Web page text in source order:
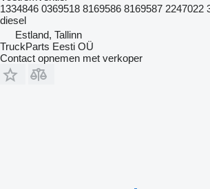
1334846 0369518 8169586 8169587 2247022
diesel
Estland, Tallinn
TruckParts Eesti OÜ
Contact opnemen met verkoper